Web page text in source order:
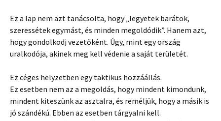
Ez a lap nem azt tanácsolta, hogy „legyetek barátok,
szeressétek egymást, és minden megoldódik”. Hanem azt,
hogy gondolkodj vezetőként. Úgy, mint egy ország
uralkodója, akinek meg kell védenie a saját területét.
Ez céges helyzetben egy taktikus hozzáállás.
Ez esetben nem az a megoldás, hogy mindent kimondunk,
mindent kiteszünk az asztalra, és reméljük, hogy a másik is
jó szándékú. Ebben az esetben tárgyalni kell.